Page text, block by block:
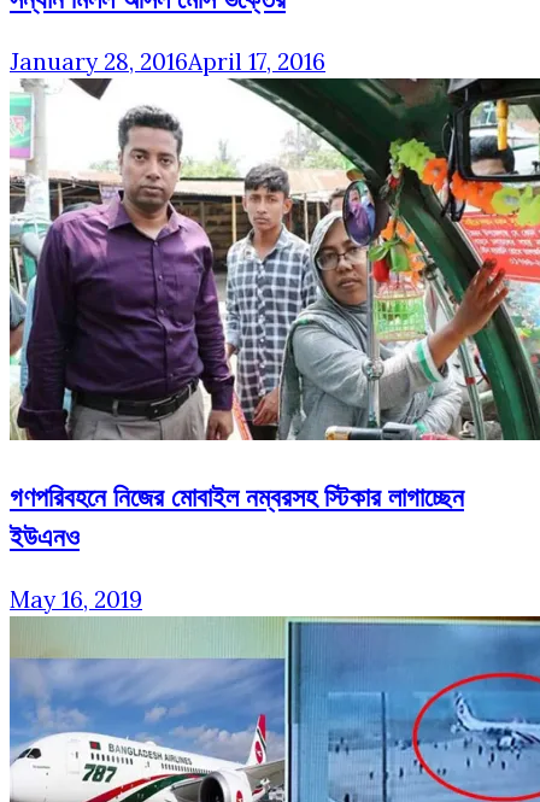
January 28, 2016April 17, 2016
গণপরিবহনে নিজের মোবাইল নম্বরসহ স্টিকার লাগাচ্ছেন
ইউএনও
May 16, 2019